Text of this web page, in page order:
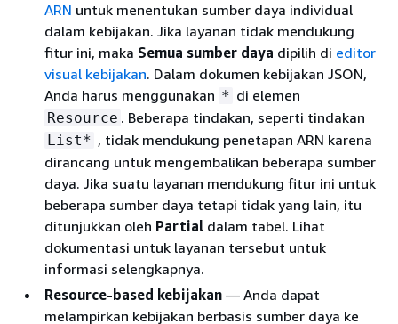
ARN untuk menentukan sumber daya individual
dalam kebijakan. Jika layanan tidak mendukung
fitur ini, maka Semua sumber daya dipilih di editor
visual kebijakan. Dalam dokumen kebijakan JSON,
Anda harus menggunakan * di elemen
Resource . Beberapa tindakan, seperti tindakan
List* , tidak mendukung penetapan ARN karena
dirancang untuk mengembalikan beberapa sumber
daya. Jika suatu layanan mendukung fitur ini untuk
beberapa sumber daya tetapi tidak yang lain, itu
ditunjukkan oleh Partial dalam tabel. Lihat
dokumentasi untuk layanan tersebut untuk
informasi selengkapnya.
Resource-based kebijakan — Anda dapat
melampirkan kebijakan berbasis sumber daya ke